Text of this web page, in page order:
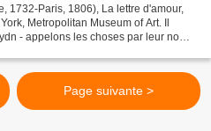
1732-Paris, 1806), La lettre d'amour,
Metropolitan Museum of Art. Il
- appelons les choses par leur nom -
Page suivante >